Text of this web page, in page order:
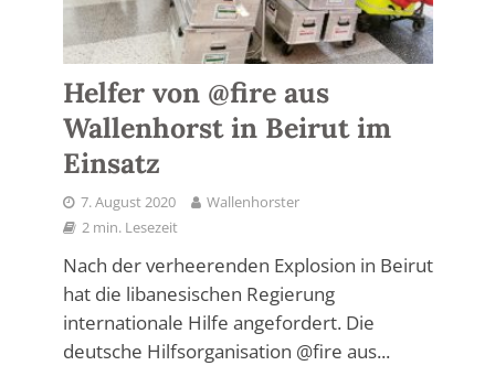
Helfer von @fire aus
Wallenhorst in Beirut im
Einsatz
7. August 2020
Wallenhorster
2 min. Lesezeit
Nach der verheerenden Explosion in Beirut
hat die libanesischen Regierung
internationale Hilfe angefordert. Die
deutsche Hilfsorganisation @fire aus...